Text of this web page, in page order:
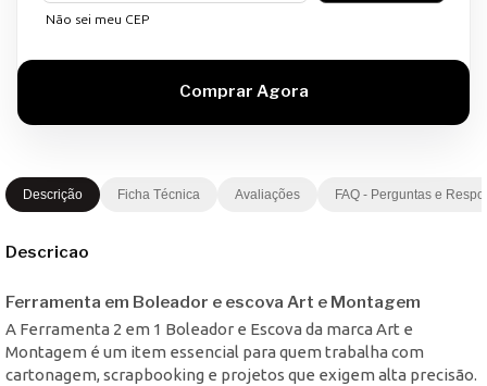
Não sei meu CEP
Descrição Ficha Técnica Avaliações FAQ - Perguntas e
Descricao
Ferramenta em Boleador e escova Art e Montagem
A Ferramenta 2 em 1 Boleador e Escova da marca Art e
Montagem é um item essencial para quem trabalha com
cartonagem, scrapbooking e projetos que exigem alta precisão.